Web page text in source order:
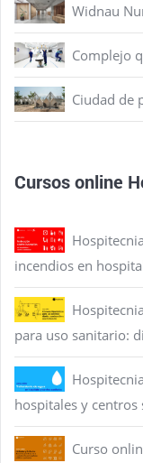
Widnau
Complejo
Ciudad de
Cursos online
incendios en
para uso sanitario:
hospitales y centros
Curso